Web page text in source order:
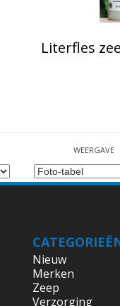
Literfles
WEERGAVE
Nieuw
Merken
Zeep
Verzorging